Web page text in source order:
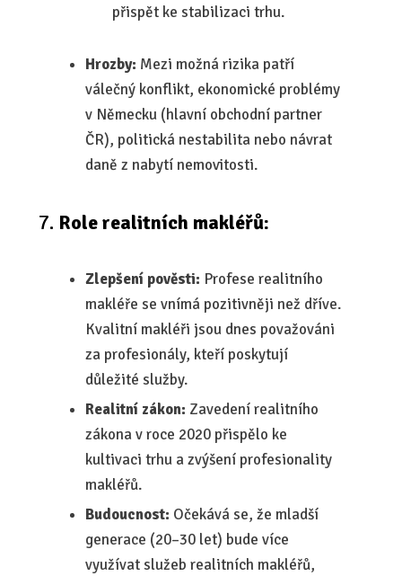
přispět ke stabilizaci trhu.
Hrozby: Mezi možná rizika patří
válečný konflikt, ekonomické problémy
v Německu (hlavní obchodní partner
ČR), politická nestabilita nebo návrat
daně z nabytí nemovitosti.
Role realitních makléřů:
Zlepšení pověsti: Profese realitního
makléře se vnímá pozitivněji než dříve.
Kvalitní makléři jsou dnes považováni
za profesionály, kteří poskytují
důležité služby.
Realitní zákon: Zavedení realitního
zákona v roce 2020 přispělo ke
kultivaci trhu a zvýšení profesionality
makléřů.
Budoucnost: Očekává se, že mladší
generace (20–30 let) bude více
využívat služeb realitních makléřů,